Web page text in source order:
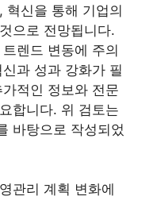
혁신을 통해 기업의
으로 전망됩니다.
렌드 변동에 주의
과 성과 강화가 필
적인 정보와 전문
합니다. 위 검토는
바탕으로 작성되었
관리 계획 변화에